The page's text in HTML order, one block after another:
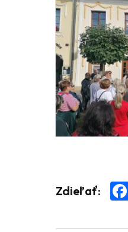
Zdieľať: